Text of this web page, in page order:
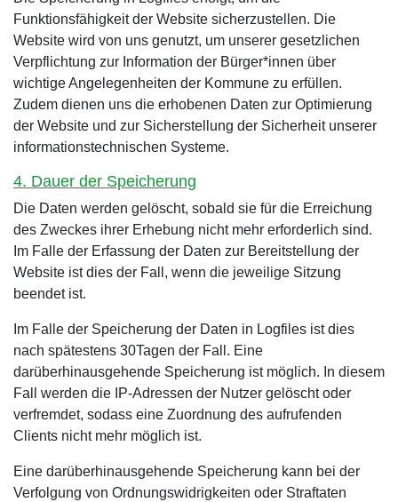
Funktionsfähigkeit der Website sicherzustellen. Die
Website wird von uns genutzt, um unserer gesetzlichen
Verpflichtung zur Information der Bürger*innen über
wichtige Angelegenheiten der Kommune zu erfüllen.
Zudem dienen uns die erhobenen Daten zur Optimierung
der Website und zur Sicherstellung der Sicherheit unserer
informationstechnischen Systeme.
4. Dauer der Speicherung
Die Daten werden gelöscht, sobald sie für die Erreichung
des Zweckes ihrer Erhebung nicht mehr erforderlich sind.
Im Falle der Erfassung der Daten zur Bereitstellung der
Website ist dies der Fall, wenn die jeweilige Sitzung
beendet ist.
Im Falle der Speicherung der Daten in Logfiles ist dies
nach spätestens 30Tagen der Fall. Eine
darüberhinausgehende Speicherung ist möglich. In diesem
Fall werden die IP-Adressen der Nutzer gelöscht oder
verfremdet, sodass eine Zuordnung des aufrufenden
Clients nicht mehr möglich ist.
Eine darüberhinausgehende Speicherung kann bei der
Verfolgung von Ordnungswidrigkeiten oder Straftaten